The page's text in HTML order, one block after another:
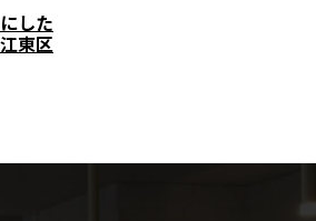
の強み
した
東区